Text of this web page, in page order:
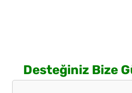
Desteğiniz Bize